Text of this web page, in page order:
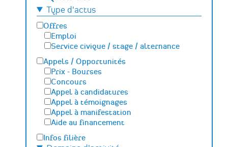
clésType d'actus
Offres
Emploi
Service civique / stage / alternance
Appels / Opportunités
Prix - Bourses
Concours
Appel à candidatures
Appel à témoignages
Appel à manifestation
Aide au financement
Infos filière